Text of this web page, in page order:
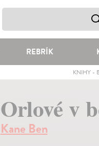
REBRÍK
KNIHY -
Orlové v
Kane Ben